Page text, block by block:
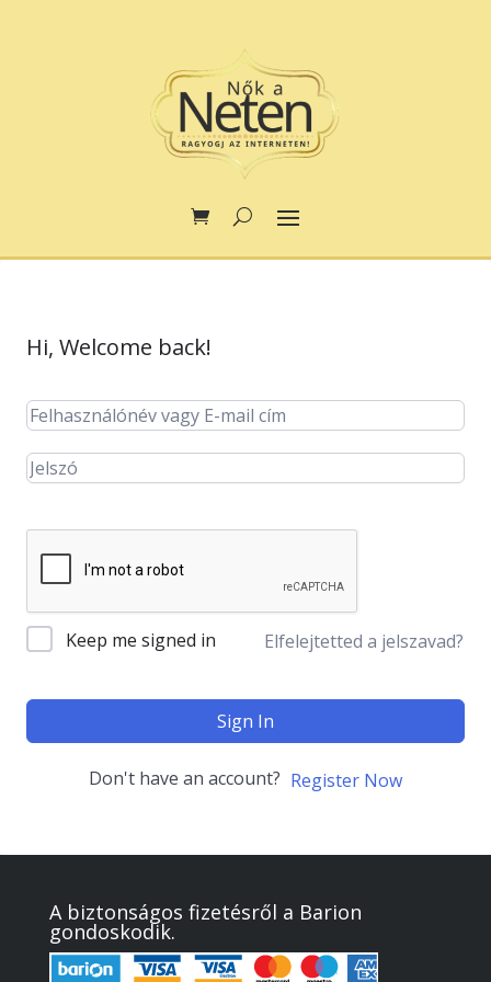
Hi, Welcome back!
Keep me signed in Elfelejtetted a jelszavad?
Sign In
Don't have an account? Register Now
A biztonságos fizetésről a Barion
gondoskodik.